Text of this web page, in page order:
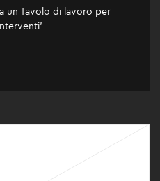
un Tavolo di lavoro per